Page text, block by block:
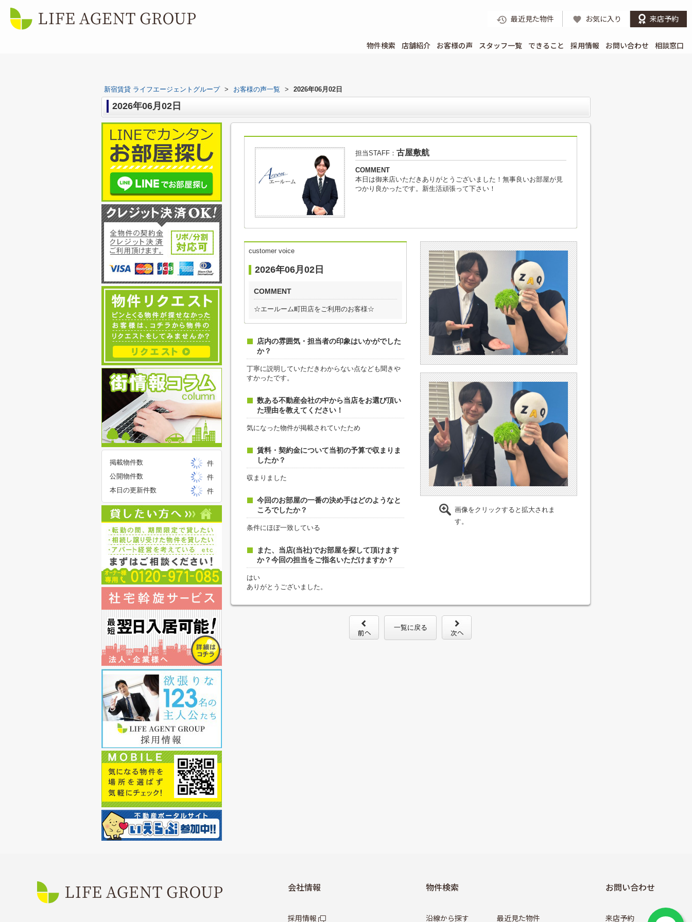
最近見た物件 お気に入り 来店予約
物件検索 店舗紹介 お客様の声 スタッフ一覧 できること 採用情報 お問い合わせ 相談窓口
新宿賃貸 ライフエージェントグループ > お客様の声一覧 > 2026年06月02日
2026年06月02日
担当STAFF： 古屋敷航
COMMENT
本日は御来店いただきありがとうございました！無事良いお部屋が見
つかり良かったです。新生活頑張って下さい！
customer voice
2026年06月02日
COMMENT
☆エールーム町田店をご利用のお客様☆
店内の雰囲気・担当者の印象はいかがでした
か？
丁寧に説明していただきわからない点なども聞きや
すかったです。
数ある不動産会社の中から当店をお選び頂い
た理由を教えてください！
気になった物件が掲載されていたため
賃料・契約金について当初の予算で収まりま
したか？
収まりました
今回のお部屋の一番の決め手はどのようなと
ころでしたか？
条件にほぼ一致している
また、当店(当社)でお部屋を探して頂けます
か？今回の担当をご指名いただけますか？
はい
ありがとうございました。
画像をクリックすると拡大されま
す。
一覧に戻る
掲載物件数
件
公開物件数
件
本日の更新件数
件
会社情報
採用情報
物件検索
沿線から探す 最近見た物件
お問い合わせ
来店予約